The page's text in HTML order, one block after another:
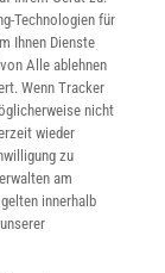
Kiosk:
SHOP
Technologien für
Ihnen Dienste
Alle ablehnen
Wenn Tracker
nicht
wieder
zu
am
innerhalb